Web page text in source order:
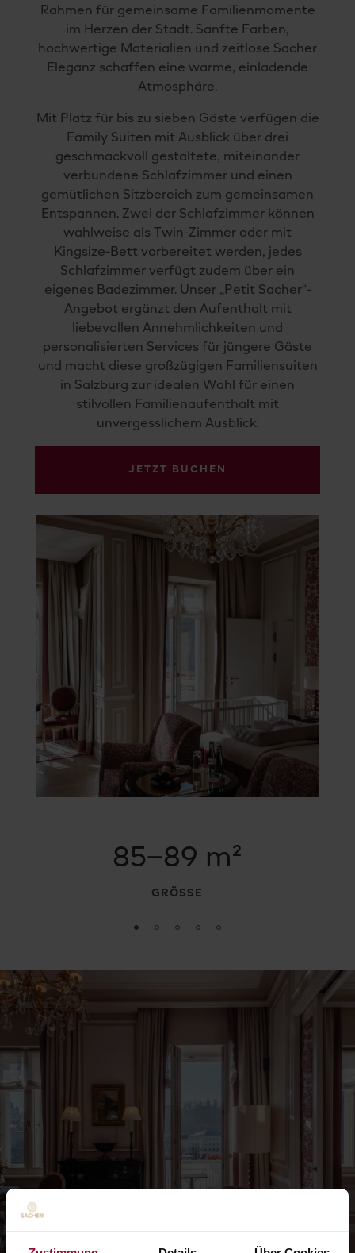
Rahmen für gemeinsame Familienmomente
im Herzen der Stadt. Sanfte Farben,
hochwertige Materialien und zeitlose Sacher
Eleganz schaffen eine warme, einladende
Atmosphäre.
Mit Platz für bis zu sieben Gäste verfügen die
Family Suiten mit Ausblick über drei
geschmackvoll gestaltete, miteinander
verbundene Schlafzimmer und einen
gemütlichen Sitzbereich zum gemeinsamen
Entspannen. Zwei der Schlafzimmer können
wahlweise als Twin-Zimmer oder mit
Kingsize-Bett vorbereitet werden, jedes
Schlafzimmer verfügt zudem über ein
eigenes Badezimmer. Unser „Petit Sacher“-
Angebot ergänzt den Aufenthalt mit
liebevollen Annehmlichkeiten und
personalisierten Services für jüngere Gäste
und macht diese großzügigen Familiensuiten
in Salzburg zur idealen Wahl für einen
stilvollen Familienaufenthalt mit
unvergesslichem Ausblick.
JETZT BUCHEN
85–89 m²
GRÖSSE